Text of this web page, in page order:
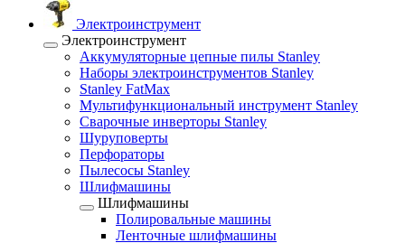
Электроинструмент
Электроинструмент
Аккумуляторные цепные пилы Stanley
Наборы электроинструментов Stanley
Stanley FatMax
Мультифункциональный инструмент Stanley
Сварочные инверторы Stanley
Шуруповерты
Перфораторы
Пылесосы Stanley
Шлифмашины
Шлифмашины
Полировальные машины
Ленточные шлифмашины